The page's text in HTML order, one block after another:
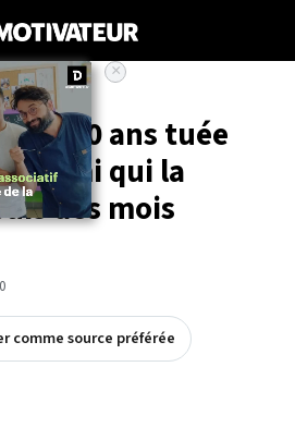
de 20 ans tuée
ami qui la
des mois
comme source préférée
×